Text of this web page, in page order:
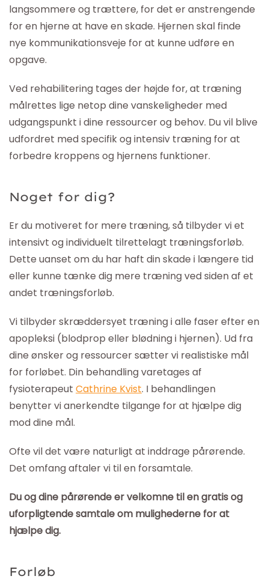
langsommere og trættere, for det er anstrengende
for en hjerne at have en skade. Hjernen skal finde
nye kommunikationsveje for at kunne udføre en
opgave.
Ved rehabilitering tages der højde for, at træning
målrettes lige netop dine vanskeligheder med
udgangspunkt i dine ressourcer og behov. Du vil blive
udfordret med specifik og intensiv træning for at
forbedre kroppens og hjernens funktioner.
Noget for dig?
Er du motiveret for mere træning, så tilbyder vi et
intensivt og individuelt tilrettelagt træningsforløb.
Dette uanset om du har haft din skade i længere tid
eller kunne tænke dig mere træning ved siden af et
andet træningsforløb.
Vi tilbyder skræddersyet træning i alle faser efter en
apopleksi (blodprop eller blødning i hjernen). Ud fra
dine ønsker og ressourcer sætter vi realistiske mål
for forløbet. Din behandling varetages af
fysioterapeut Cathrine Kvist. I behandlingen
benytter vi anerkendte tilgange for at hjælpe dig
mod dine mål.
Ofte vil det være naturligt at inddrage pårørende.
Det omfang aftaler vi til en forsamtale.
Du og dine pårørende er velkomne til en gratis og
uforpligtende samtale om mulighederne for at
hjælpe dig.
Forløb